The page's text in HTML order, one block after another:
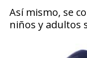
Así mismo, se
niños y adultos